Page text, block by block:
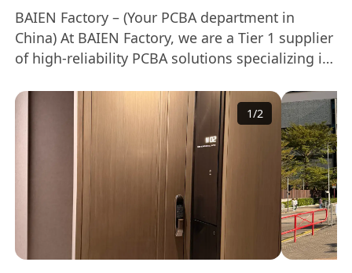
BAIEN Factory – (Your PCBA department in
China) At BAIEN Factory, we are a Tier 1 supplier
of high-reliability PCBA solutions specializing in
lamp, Beacon lamp, Headlights, and Rear lamp
for Passenger car or Commercial car）. Backed
by 8 high-speed Yamaha SMT lines and an in-
house testing lab, we deliver >99.5% first-pass
yield with full traceability via MES-integrated
production. Our IATF 16949-certified facility
leverages (automated 100% in-line inspection
for all critical PCBA processes) and smart ERP to
ensure zero-defect manufacturing for global
1/2